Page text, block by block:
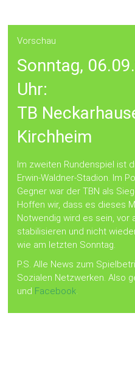
Vorschau
Sonntag,
Uhr:
TB
Kirchheim
Im zweiten Rundenspiel ist
Erwin-Waldner-Stadion. Im
Gegner war der TBN als
Hoffen wir, dass es dieses
Notwendig wird es sein, vor
stabilisieren und nicht
wie am letzten Sonntag.
P.S. Alle News zum
Sozialen Netzwerken. Also
und Facebook.